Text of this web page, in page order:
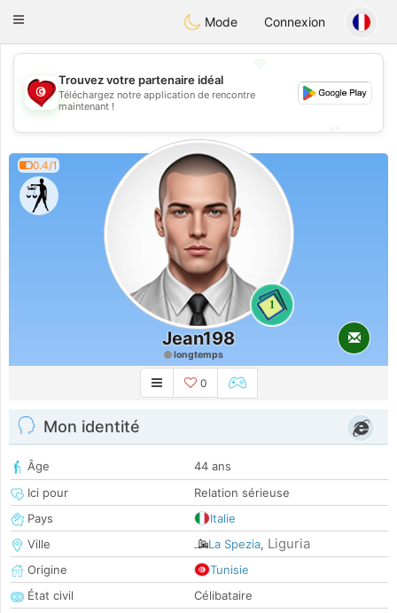
Tunisia Dating
Toggle
Mode Connexion
💖
💕
Trouvez votre partenaire idéal
Téléchargez notre application de rencontre
maintenant !
0.4/1
1
Jean198
longtemps
0
Mon identité
Âge
44 ans
Ici pour
Relation sérieuse
Pays
Italie
Ville
La Spezia, Liguria
Origine
Tunisie
État civil
Célibataire